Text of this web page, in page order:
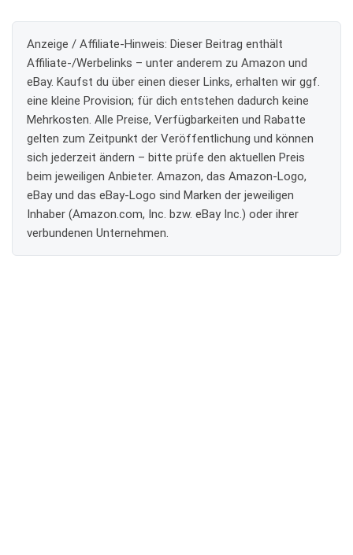
Anzeige / Affiliate-Hinweis: Dieser Beitrag enthält
Affiliate-/Werbelinks – unter anderem zu Amazon und
eBay. Kaufst du über einen dieser Links, erhalten wir ggf.
eine kleine Provision; für dich entstehen dadurch keine
Mehrkosten. Alle Preise, Verfügbarkeiten und Rabatte
gelten zum Zeitpunkt der Veröffentlichung und können
sich jederzeit ändern – bitte prüfe den aktuellen Preis
beim jeweiligen Anbieter. Amazon, das Amazon-Logo,
eBay und das eBay-Logo sind Marken der jeweiligen
Inhaber (Amazon.com, Inc. bzw. eBay Inc.) oder ihrer
verbundenen Unternehmen.